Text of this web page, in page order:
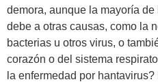
demora, aunque la mayoría
debe a otras causas, como la
bacterias u otros virus, o
corazón o del sistema
la enfermedad por